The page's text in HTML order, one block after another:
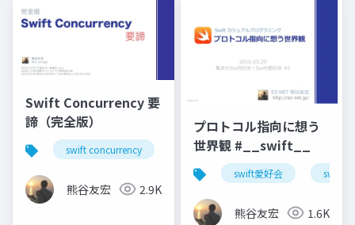
Swift Concurrency 要
諦（完全版）
swift concurrency swift愛好会 関モバ
熊谷友宏 2.9K
プロトコル指向に想う
世界観 #__swift__
swift愛好会 swift
熊谷友宏 1.6K